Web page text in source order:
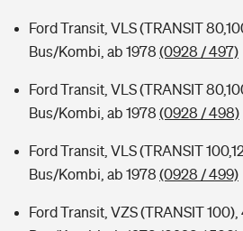
Ford Transit, VLS (TRANSIT
Bus/Kombi, ab 1978 (0928 / 497)
Ford Transit, VLS (TRANSIT
Bus/Kombi, ab 1978 (0928 / 498)
Ford Transit, VLS (TRANSIT
Bus/Kombi, ab 1978 (0928 / 499)
Ford Transit, VZS (TRANSIT 100),